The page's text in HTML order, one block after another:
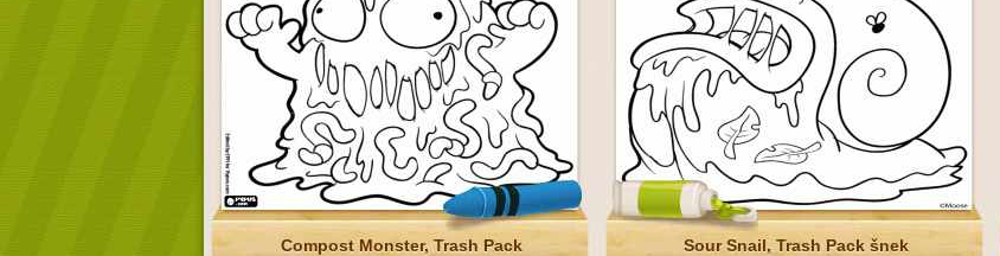
Compost Monster, Trash Pack Sour Snail, Trash Pack šnek